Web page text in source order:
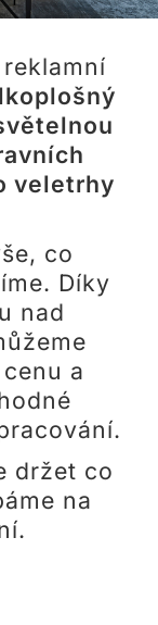
veletrhy
co
Díky
nad
a
držet co
na